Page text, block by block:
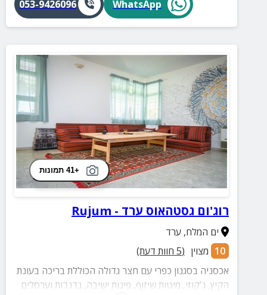
WhatsApp
053-9426096
+41 תמונות
רוג'ום גסטהאוס ערד - Rujum
ים המלח,ערד
10 מצוין (
5 חוות דעת)
אכסניה בסגנון כפרי עם חצר גדולה הכוללת בריכה בעונת
הקיץ, ג'קוזי, מיטות שיזוף, פינות ישיבה, נדנדות וערסלים